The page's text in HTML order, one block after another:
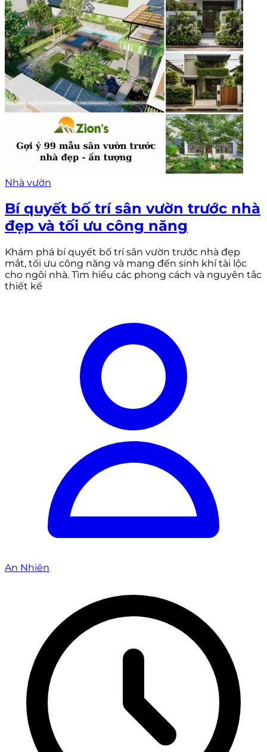
Nhà vườn
Bí quyết bố trí sân vườn trước nhà
đẹp và tối ưu công năng
Khám phá bí quyết bố trí sân vườn trước nhà đẹp
mắt, tối ưu công năng và mang đến sinh khí tài lộc
cho ngôi nhà. Tìm hiểu các phong cách và nguyên tắc
thiết kế
An Nhiên